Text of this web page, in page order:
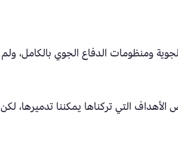
ومنظومات الدفاع الجوي بالكامل، ولم
التي تركناها يمكننا تدميرها، لكن